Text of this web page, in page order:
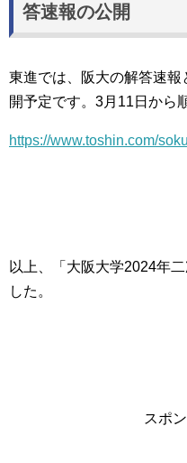
答速報の公開
東進では、阪大の解答速
開予定です。3月11日から
https://www.toshin.com/
以上、「大阪大学2024年
した。
スポ